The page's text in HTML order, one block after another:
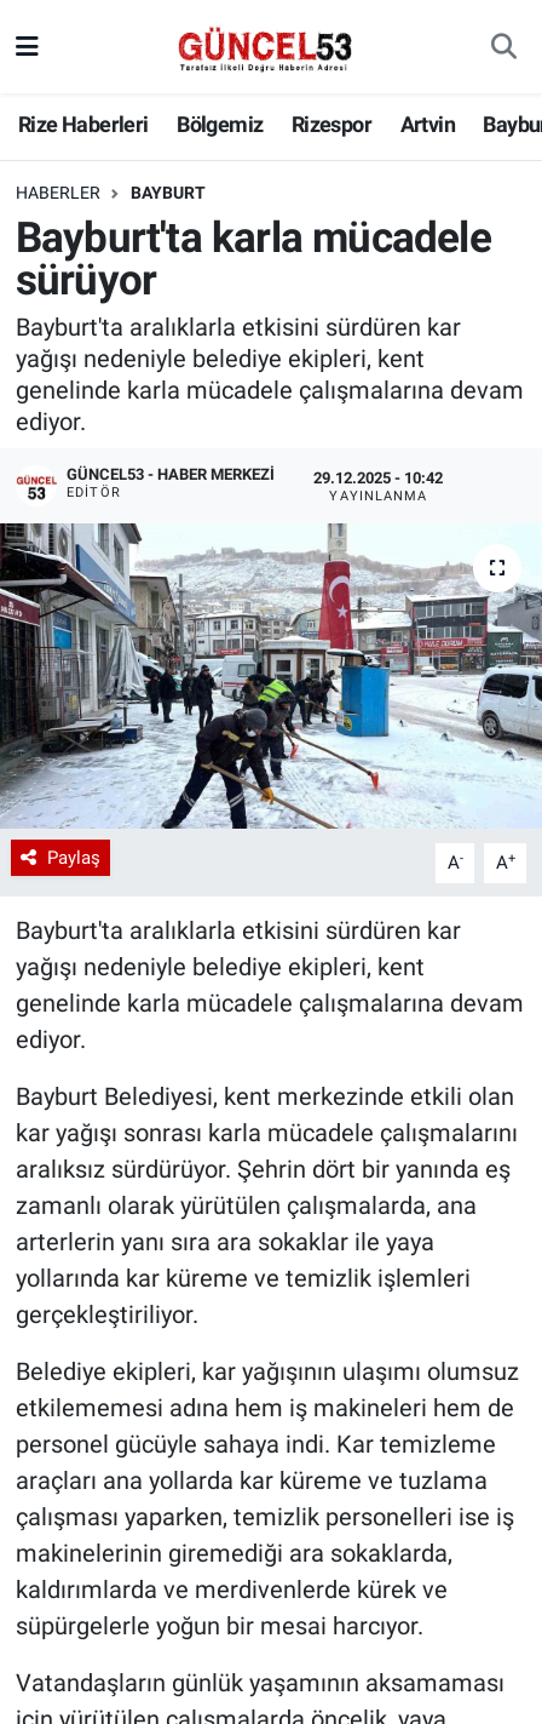
Rize Haberleri Bölgemiz Rizespor Artvin
HABERLER BAYBURT
Bayburt'ta karla mücadele
sürüyor
Bayburt'ta aralıklarla etkisini sürdüren kar
yağışı nedeniyle belediye ekipleri, kent
genelinde karla mücadele çalışmalarına devam
ediyor.
GÜNCEL53 - HABER MERKEZI
EDITÖR
29.12.2025 - 10:42
YAYINLANMA
Paylaş A- A+
Bayburt'ta aralıklarla etkisini sürdüren kar
yağışı nedeniyle belediye ekipleri, kent
genelinde karla mücadele çalışmalarına devam
ediyor.
Bayburt Belediyesi, kent merkezinde etkili olan
kar yağışı sonrası karla mücadele çalışmalarını
aralıksız sürdürüyor. Şehrin dört bir yanında eş
zamanlı olarak yürütülen çalışmalarda, ana
arterlerin yanı sıra ara sokaklar ile yaya
yollarında kar küreme ve temizlik işlemleri
gerçekleştiriliyor.
Belediye ekipleri, kar yağışının ulaşımı olumsuz
etkilememesi adına hem iş makineleri hem de
personel gücüyle sahaya indi. Kar temizleme
araçları ana yollarda kar küreme ve tuzlama
çalışması yaparken, temizlik personelleri ise iş
makinelerinin giremediği ara sokaklarda,
kaldırımlarda ve merdivenlerde kürek ve
süpürgelerle yoğun bir mesai harcıyor.
Vatandaşların günlük yaşamının aksamaması